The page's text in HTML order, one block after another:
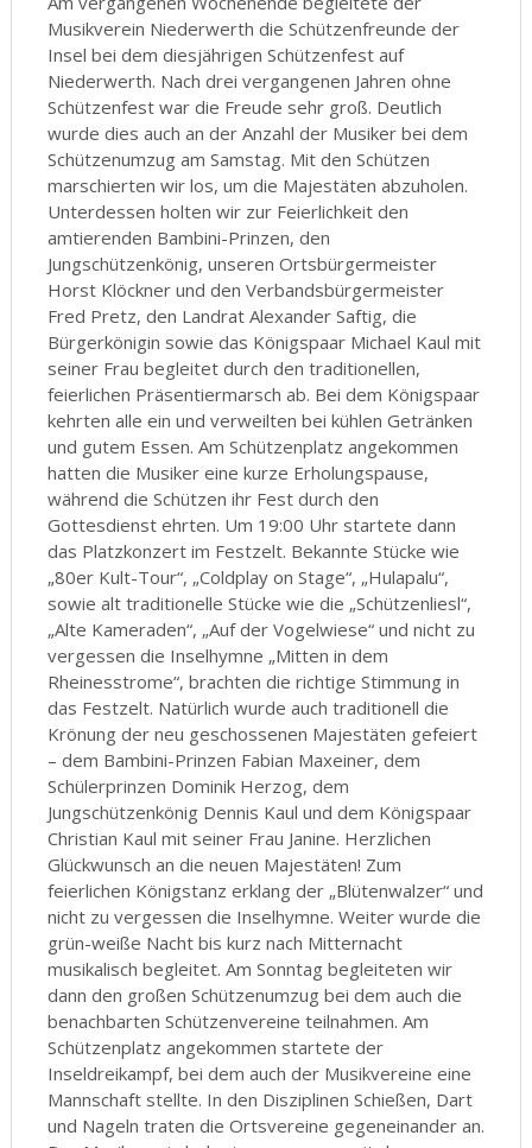
Musikverein Niederwerth die Schützenfreunde der
Insel bei dem diesjährigen Schützenfest auf
Niederwerth. Nach drei vergangenen Jahren ohne
Schützenfest war die Freude sehr groß. Deutlich
wurde dies auch an der Anzahl der Musiker bei dem
Schützenumzug am Samstag. Mit den Schützen
marschierten wir los, um die Majestäten abzuholen.
Unterdessen holten wir zur Feierlichkeit den
amtierenden Bambini-Prinzen, den
Jungschützenkönig, unseren Ortsbürgermeister
Horst Klöckner und den Verbandsbürgermeister
Fred Pretz, den Landrat Alexander Saftig, die
Bürgerkönigin sowie das Königspaar Michael Kaul mit
seiner Frau begleitet durch den traditionellen,
feierlichen Präsentiermarsch ab. Bei dem Königspaar
kehrten alle ein und verweilten bei kühlen Getränken
und gutem Essen. Am Schützenplatz angekommen
hatten die Musiker eine kurze Erholungspause,
während die Schützen ihr Fest durch den
Gottesdienst ehrten. Um 19:00 Uhr startete dann
das Platzkonzert im Festzelt. Bekannte Stücke wie
„80er Kult-Tour“, „Coldplay on Stage“, „Hulapalu“,
sowie alt traditionelle Stücke wie die „Schützenliesl“,
„Alte Kameraden“, „Auf der Vogelwiese“ und nicht zu
vergessen die Inselhymne „Mitten in dem
Rheinesstrome“, brachten die richtige Stimmung in
das Festzelt. Natürlich wurde auch traditionell die
Krönung der neu geschossenen Majestäten gefeiert
– dem Bambini-Prinzen Fabian Maxeiner, dem
Schülerprinzen Dominik Herzog, dem
Jungschützenkönig Dennis Kaul und dem Königspaar
Christian Kaul mit seiner Frau Janine. Herzlichen
Glückwunsch an die neuen Majestäten! Zum
feierlichen Königstanz erklang der „Blütenwalzer“ und
nicht zu vergessen die Inselhymne. Weiter wurde die
grün-weiße Nacht bis kurz nach Mitternacht
musikalisch begleitet. Am Sonntag begleiteten wir
dann den großen Schützenumzug bei dem auch die
benachbarten Schützenvereine teilnahmen. Am
Schützenplatz angekommen startete der
Inseldreikampf, bei dem auch der Musikvereine eine
Mannschaft stellte. In den Disziplinen Schießen, Dart
und Nageln traten die Ortsvereine gegeneinander an.